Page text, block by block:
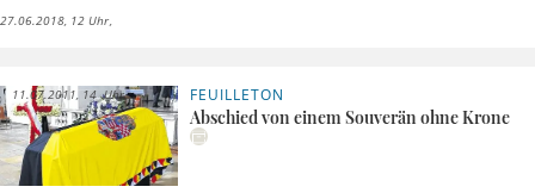
27.06.2018, 12 Uhr
FEUILLETON
Abschied von einem Souverän ohne Krone
11.07.2011, 14 Uhr